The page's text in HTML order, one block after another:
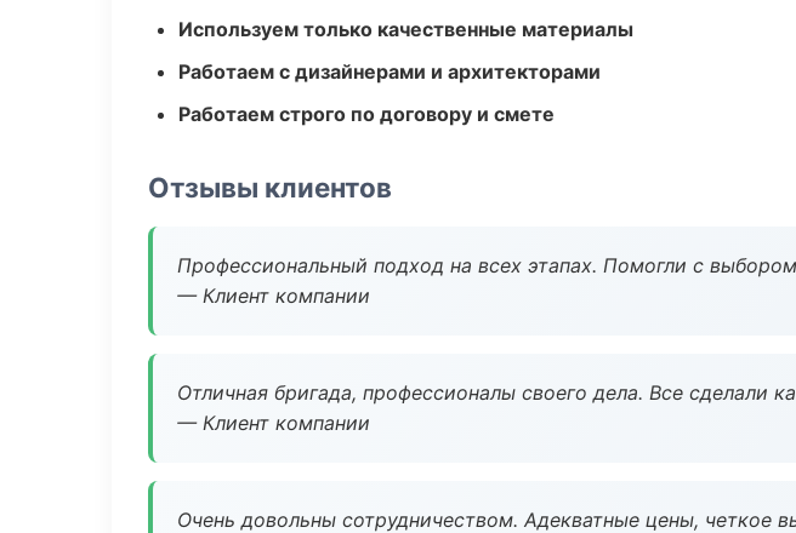
Используем только качественные материалы
Работаем с дизайнерами и архитекторами
Работаем строго по договору и смете
Отзывы клиентов
Профессиональный подход на всех этапах. Помогли с
— Клиент компании
Отличная бригада, профессионалы своего дела. Все сделали
— Клиент компании
Очень довольны сотрудничеством. Адекватные цены, четкое